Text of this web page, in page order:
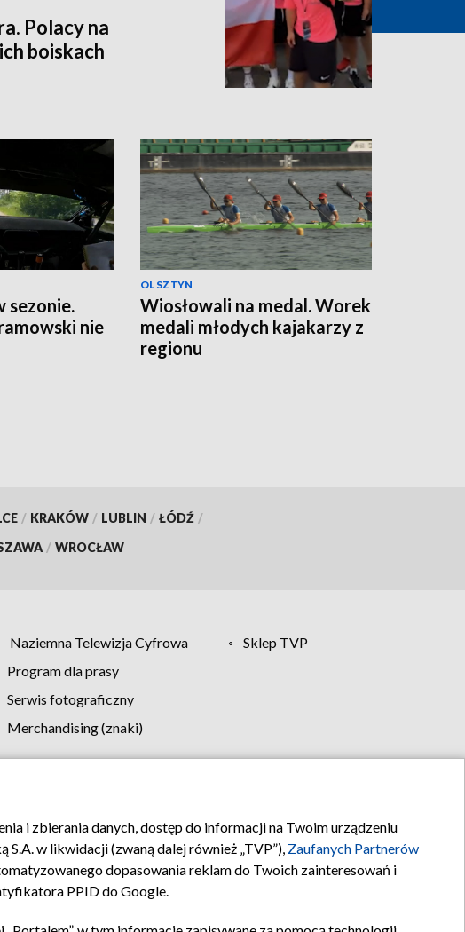
Polacy na
boiskach
sezonie.
nie
OLSZTYN
Wiosłowali na medal. Worek
medali młodych kajakarzy z
regionu
/ KRAKÓW / LUBLIN / ŁÓDŹ /
/ WROCŁAW
Naziemna Telewizja Cyfrowa
Sklep TVP
Program dla prasy
Serwis fotograficzny
Merchandising (znaki)
Biuro reklamy Kontakt
i zbierania danych, dostęp do informacji na Twoim urządzeniu
w likwidacji (zwaną dalej również „TVP”), Zaufanych Partnerów
dopasowania reklam do Twoich zainteresowań i
PPID do Google.